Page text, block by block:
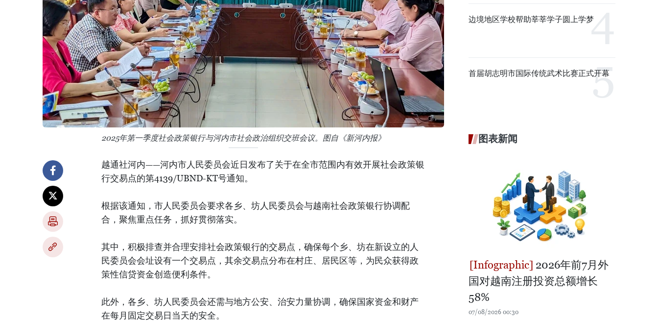
2025年第一季度社会政策银行与河内市社会政治组织交班会议。图自《新河内报》
越通社河内——河内市人民委员会近日发布了关于在全市范围内有效开展社会政策银
行交易点的第4139/UBND-KT号通知。
根据该通知，市人民委员会要求各乡、坊人民委员会与越南社会政策银行协调配
合，聚焦重点任务，抓好贯彻落实。
其中，积极排查并合理安排社会政策银行的交易点，确保每个乡、坊在新设立的人
民委员会会址设有一个交易点，其余交易点分布在村庄、居民区等，为民众获得政
策性信贷资金创造便利条件。
此外，各乡、坊人民委员会还需与地方公安、治安力量协调，确保国家资金和财产
在每月固定交易日当天的安全。
边境地区学校帮助莘莘学子圆上学梦
首届胡志明市国际传统武术比赛正式开幕
图表新闻
2026年前7月外
国对越南注册投资总额增长
58%
07/08/2026 00:30